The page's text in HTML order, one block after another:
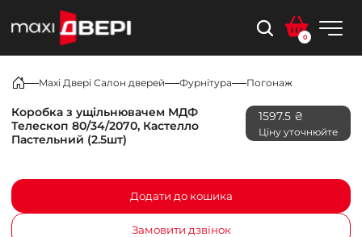
0
Maxi Двері Салон дверей Фурнітура Погонаж
Коробка з ущільнювачем МДФ
Телескоп 80/34/2070, Кастелло
Пастельний (2.5шт)
1597.5 ₴
Ціну уточнюйте
Додати до кошика
Замовити дзвінок